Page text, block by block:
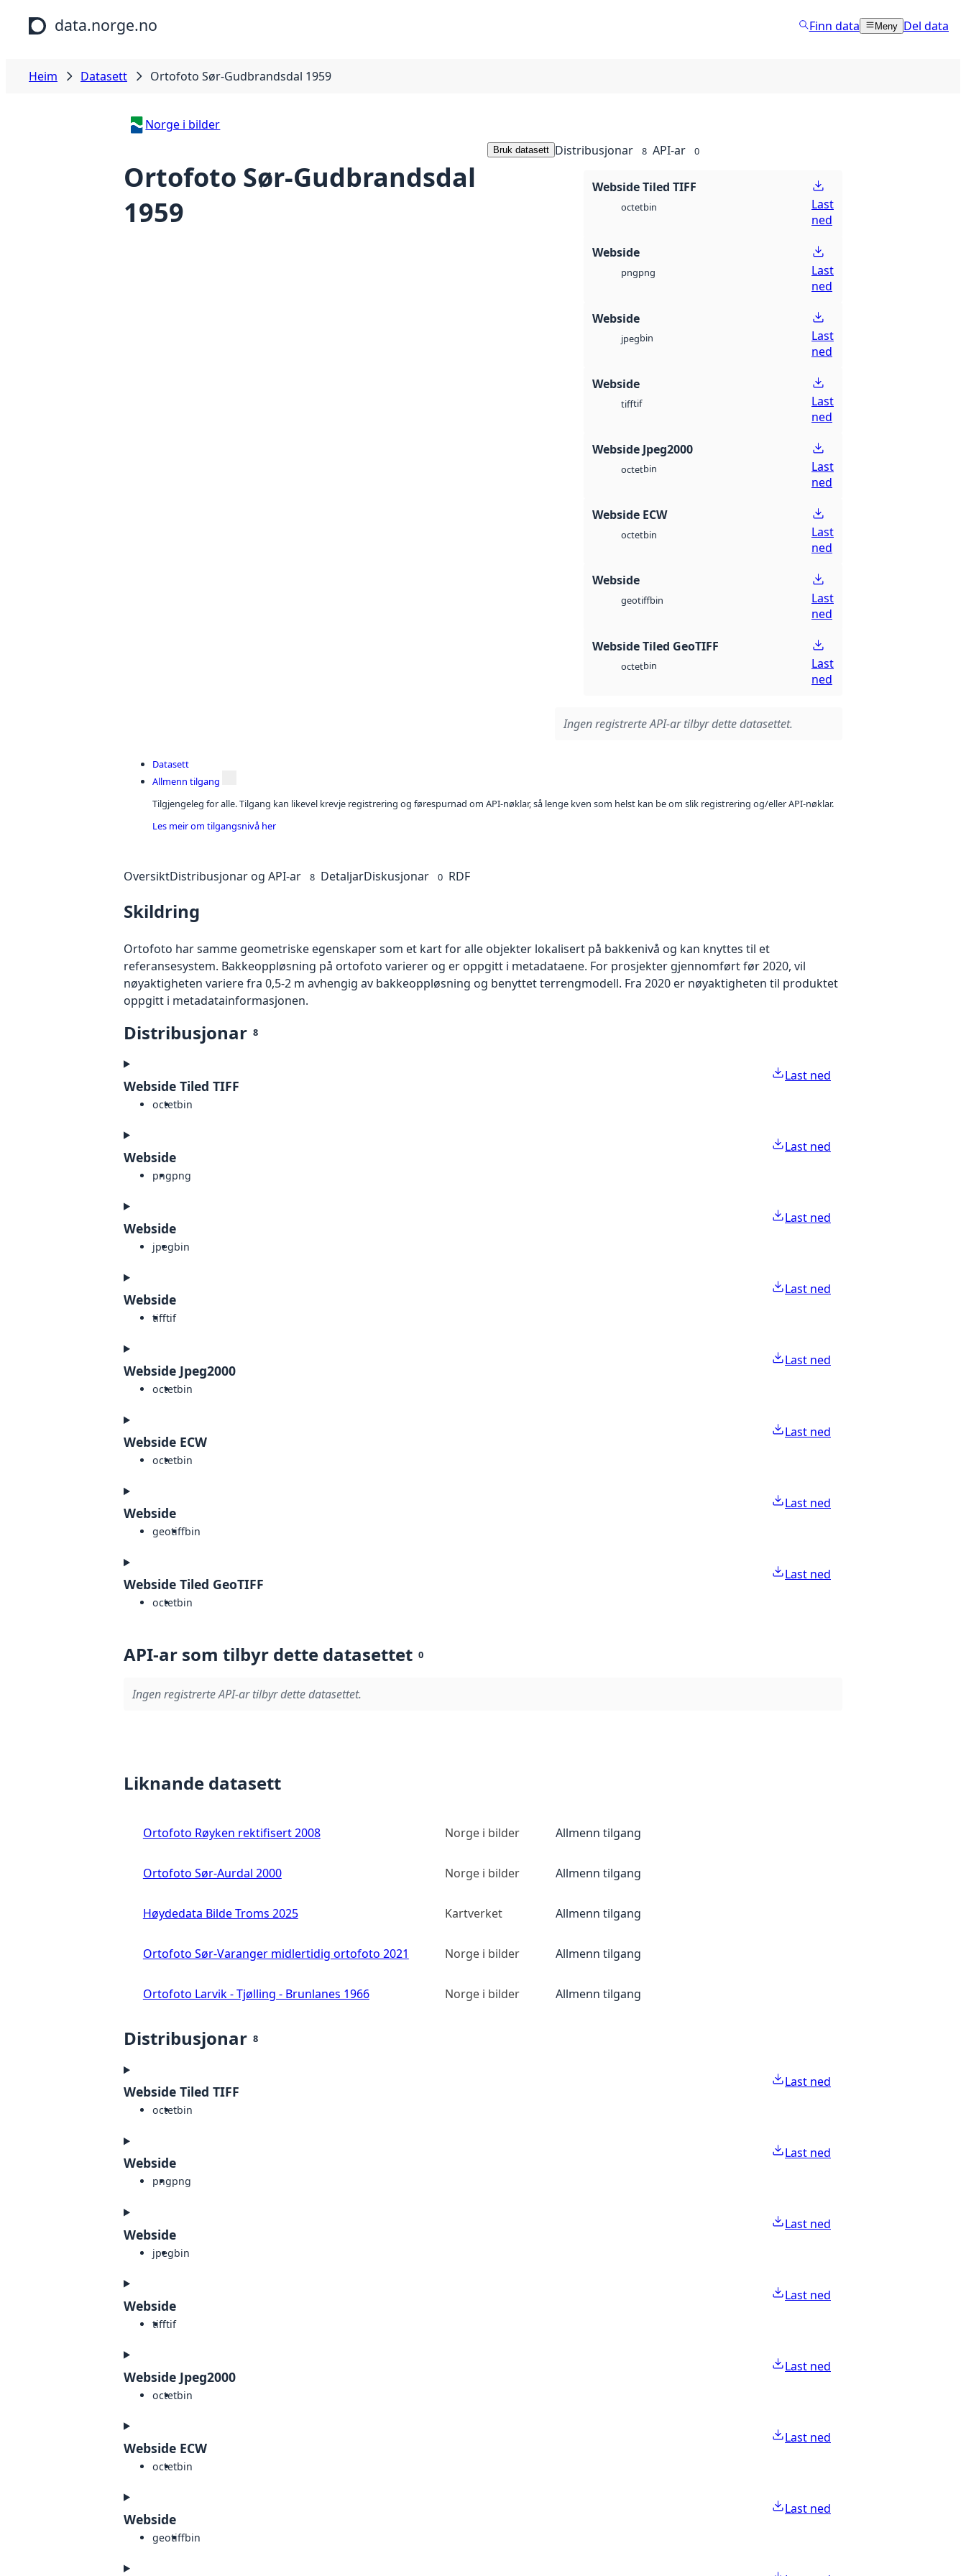
Hopp til hovudinnhald
data.norge.no Finn data Meny Del data
Heim Datasett Ortofoto Sør-Gudbrandsdal 1959
Norge i bilder
Ortofoto Sør-Gudbrandsdal
1959
Bruk datasett Distribusjonar 8 API-ar 0
Webside Tiled TIFF
octetbin
Last
ned
Webside
pngpng
Last
ned
Webside
jpegbin
Last
ned
Webside
tifftif
Last
ned
Webside Jpeg2000
octetbin
Last
ned
Webside ECW
octetbin
Last
ned
Webside
geotiffbin
Last
ned
Webside Tiled GeoTIFF
octetbin
Last
ned
Ingen registrerte API-ar tilbyr dette datasettet.
Datasett
Allmenn tilgang
Tilgjengeleg for alle. Tilgang kan likevel krevje registrering og førespurnad om API-nøklar, så lenge kven som helst kan be om slik registrering og/eller API-nøklar.
Les meir om tilgangsnivå her
OversiktDistribusjonar og API-ar 8 DetaljarDiskusjonar 0 RDF
Skildring
Ortofoto har samme geometriske egenskaper som et kart for alle objekter lokalisert på bakkenivå og kan knyttes til et
referansesystem. Bakkeoppløsning på ortofoto varierer og er oppgitt i metadataene. For prosjekter gjennomført før 2020, vil
nøyaktigheten variere fra 0,5-2 m avhengig av bakkeoppløsning og benyttet terrengmodell. Fra 2020 er nøyaktigheten til produktet
oppgitt i metadatainformasjonen.
Distribusjonar 8
Webside Tiled TIFF
octetbin
Last ned
Webside
pngpng
Last ned
Webside
jpegbin
Last ned
Webside
tifftif
Last ned
Webside Jpeg2000
octetbin
Last ned
Webside ECW
octetbin
Last ned
Webside
geotiffbin
Last ned
Webside Tiled GeoTIFF
octetbin
Last ned
API-ar som tilbyr dette datasettet 0
Ingen registrerte API-ar tilbyr dette datasettet.
Liknande datasett
Ortofoto Røyken rektifisert 2008 Norge i bilder Allmenn tilgang
Ortofoto Sør-Aurdal 2000 Norge i bilder Allmenn tilgang
Høydedata Bilde Troms 2025 Kartverket Allmenn tilgang
Ortofoto Sør-Varanger midlertidig ortofoto 2021 Norge i bilder Allmenn tilgang
Ortofoto Larvik - Tjølling - Brunlanes 1966 Norge i bilder Allmenn tilgang
Distribusjonar 8
Webside Tiled TIFF
octetbin
Last ned
Webside
pngpng
Last ned
Webside
jpegbin
Last ned
Webside
tifftif
Last ned
Webside Jpeg2000
octetbin
Last ned
Webside ECW
octetbin
Last ned
Webside
geotiffbin
Last ned